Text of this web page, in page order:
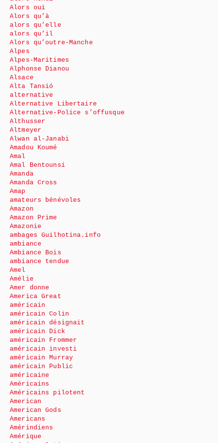
Alors oui
Alors qu’à
alors qu’elle
alors qu’il
Alors qu’outre-Manche
Alpes
Alpes-Maritimes
Alphonse Dianou
Alsace
Alta Tansió
alternative
Alternative Libertaire
Alternative-Police s’offusque
Althusser
Altmeyer
Alwan al-Janabi
Amadou Koumé
Amal
Amal Bentounsi
Amanda
Amanda Cross
Amap
amateurs bénévoles
Amazon
Amazon Prime
Amazonie
ambages Guilhotina.info
ambiance
Ambiance Bois
ambiance tendue
Amel
Amélie
Amer donne
America Great
américain
américain Colin
américain désignait
américain Dick
américain Frommer
américain investi
américain Murray
américain Public
américaine
Américains
Américains pilotent
American
American Gods
Americans
Amérindiens
Amérique